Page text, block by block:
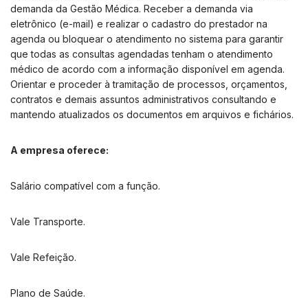
demanda da Gestão Médica. Receber a demanda via
eletrônico (e-mail) e realizar o cadastro do prestador na
agenda ou bloquear o atendimento no sistema para garantir
que todas as consultas agendadas tenham o atendimento
médico de acordo com a informação disponível em agenda.
Orientar e proceder à tramitação de processos, orçamentos,
contratos e demais assuntos administrativos consultando e
mantendo atualizados os documentos em arquivos e fichários.
A empresa oferece:
Salário compatível com a função.
Vale Transporte.
Vale Refeição.
Plano de Saúde.